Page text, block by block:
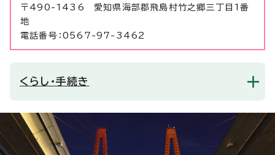
〒490-1436 愛知県海部郡飛島村竹之郷三丁目1番
地
電話番号：0567-97-3462
くらし・手続き